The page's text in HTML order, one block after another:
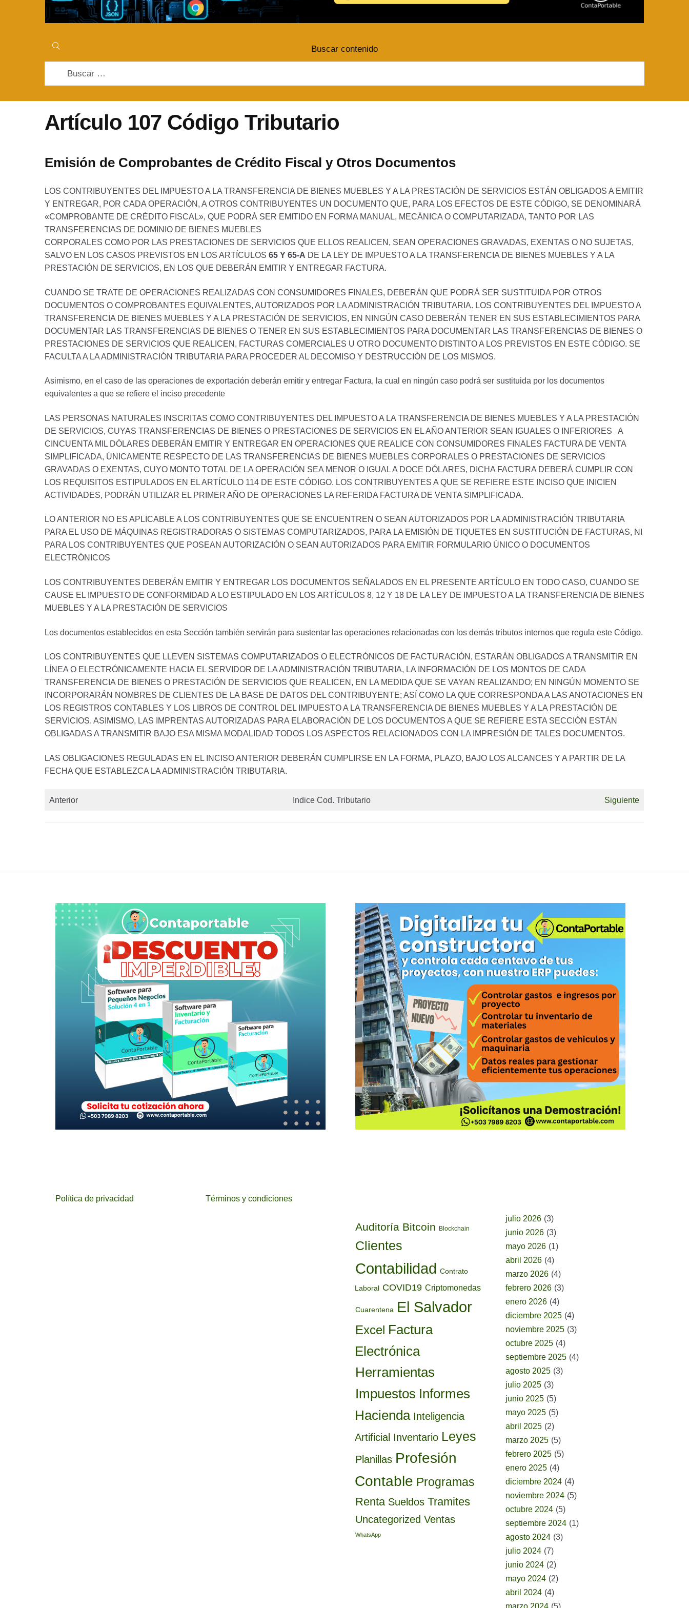
Buscar contenido
Artículo 107 Código Tributario
Emisión de Comprobantes de Crédito Fiscal y Otros Documentos
LOS CONTRIBUYENTES DEL IMPUESTO A LA TRANSFERENCIA DE BIENES MUEBLES Y A LA PRESTACIÓN DE SERVICIOS ESTÁN OBLIGADOS A EMITIR
Y ENTREGAR, POR CADA OPERACIÓN, A OTROS CONTRIBUYENTES UN DOCUMENTO QUE, PARA LOS EFECTOS DE ESTE CÓDIGO, SE DENOMINARÁ
«COMPROBANTE DE CRÉDITO FISCAL», QUE PODRÁ SER EMITIDO EN FORMA MANUAL, MECÁNICA O COMPUTARIZADA, TANTO POR LAS
TRANSFERENCIAS DE DOMINIO DE BIENES MUEBLES
CORPORALES COMO POR LAS PRESTACIONES DE SERVICIOS QUE ELLOS REALICEN, SEAN OPERACIONES GRAVADAS, EXENTAS O NO SUJETAS,
SALVO EN LOS CASOS PREVISTOS EN LOS ARTÍCULOS 65 Y 65-A DE LA LEY DE IMPUESTO A LA TRANSFERENCIA DE BIENES MUEBLES Y A LA
PRESTACIÓN DE SERVICIOS, EN LOS QUE DEBERÁN EMITIR Y ENTREGAR FACTURA.
CUANDO SE TRATE DE OPERACIONES REALIZADAS CON CONSUMIDORES FINALES, DEBERÁN QUE PODRÁ SER SUSTITUIDA POR OTROS
DOCUMENTOS O COMPROBANTES EQUIVALENTES, AUTORIZADOS POR LA ADMINISTRACIÓN TRIBUTARIA. LOS CONTRIBUYENTES DEL IMPUESTO A
TRANSFERENCIA DE BIENES MUEBLES Y A LA PRESTACIÓN DE SERVICIOS, EN NINGÚN CASO DEBERÁN TENER EN SUS ESTABLECIMIENTOS PARA
DOCUMENTAR LAS TRANSFERENCIAS DE BIENES O TENER EN SUS ESTABLECIMIENTOS PARA DOCUMENTAR LAS TRANSFERENCIAS DE BIENES O
PRESTACIONES DE SERVICIOS QUE REALICEN, FACTURAS COMERCIALES U OTRO DOCUMENTO DISTINTO A LOS PREVISTOS EN ESTE CÓDIGO. SE
FACULTA A LA ADMINISTRACIÓN TRIBUTARIA PARA PROCEDER AL DECOMISO Y DESTRUCCIÓN DE LOS MISMOS.
Asimismo, en el caso de las operaciones de exportación deberán emitir y entregar Factura, la cual en ningún caso podrá ser sustituida por los documentos
equivalentes a que se refiere el inciso precedente
LAS PERSONAS NATURALES INSCRITAS COMO CONTRIBUYENTES DEL IMPUESTO A LA TRANSFERENCIA DE BIENES MUEBLES Y A LA PRESTACIÓN
DE SERVICIOS, CUYAS TRANSFERENCIAS DE BIENES O PRESTACIONES DE SERVICIOS EN EL AÑO ANTERIOR SEAN IGUALES O INFERIORES A
CINCUENTA MIL DÓLARES DEBERÁN EMITIR Y ENTREGAR EN OPERACIONES QUE REALICE CON CONSUMIDORES FINALES FACTURA DE VENTA
SIMPLIFICADA, ÚNICAMENTE RESPECTO DE LAS TRANSFERENCIAS DE BIENES MUEBLES CORPORALES O PRESTACIONES DE SERVICIOS
GRAVADAS O EXENTAS, CUYO MONTO TOTAL DE LA OPERACIÓN SEA MENOR O IGUAL A DOCE DÓLARES, DICHA FACTURA DEBERÁ CUMPLIR CON
LOS REQUISITOS ESTIPULADOS EN EL ARTÍCULO 114 DE ESTE CÓDIGO. LOS CONTRIBUYENTES A QUE SE REFIERE ESTE INCISO QUE INICIEN
ACTIVIDADES, PODRÁN UTILIZAR EL PRIMER AÑO DE OPERACIONES LA REFERIDA FACTURA DE VENTA SIMPLIFICADA.
LO ANTERIOR NO ES APLICABLE A LOS CONTRIBUYENTES QUE SE ENCUENTREN O SEAN AUTORIZADOS POR LA ADMINISTRACIÓN TRIBUTARIA
PARA EL USO DE MÁQUINAS REGISTRADORAS O SISTEMAS COMPUTARIZADOS, PARA LA EMISIÓN DE TIQUETES EN SUSTITUCIÓN DE FACTURAS, NI
PARA LOS CONTRIBUYENTES QUE POSEAN AUTORIZACIÓN O SEAN AUTORIZADOS PARA EMITIR FORMULARIO ÚNICO O DOCUMENTOS
ELECTRÓNICOS
LOS CONTRIBUYENTES DEBERÁN EMITIR Y ENTREGAR LOS DOCUMENTOS SEÑALADOS EN EL PRESENTE ARTÍCULO EN TODO CASO, CUANDO SE
CAUSE EL IMPUESTO DE CONFORMIDAD A LO ESTIPULADO EN LOS ARTÍCULOS 8, 12 Y 18 DE LA LEY DE IMPUESTO A LA TRANSFERENCIA DE BIENES
MUEBLES Y A LA PRESTACIÓN DE SERVICIOS
Los documentos establecidos en esta Sección también servirán para sustentar las operaciones relacionadas con los demás tributos internos que regula este Código.
LOS CONTRIBUYENTES QUE LLEVEN SISTEMAS COMPUTARIZADOS O ELECTRÓNICOS DE FACTURACIÓN, ESTARÁN OBLIGADOS A TRANSMITIR EN
LÍNEA O ELECTRÓNICAMENTE HACIA EL SERVIDOR DE LA ADMINISTRACIÓN TRIBUTARIA, LA INFORMACIÓN DE LOS MONTOS DE CADA
TRANSFERENCIA DE BIENES O PRESTACIÓN DE SERVICIOS QUE REALICEN, EN LA MEDIDA QUE SE VAYAN REALIZANDO; EN NINGÚN MOMENTO SE
INCORPORARÁN NOMBRES DE CLIENTES DE LA BASE DE DATOS DEL CONTRIBUYENTE; ASÍ COMO LA QUE CORRESPONDA A LAS ANOTACIONES EN
LOS REGISTROS CONTABLES Y LOS LIBROS DE CONTROL DEL IMPUESTO A LA TRANSFERENCIA DE BIENES MUEBLES Y A LA PRESTACIÓN DE
SERVICIOS. ASIMISMO, LAS IMPRENTAS AUTORIZADAS PARA ELABORACIÓN DE LOS DOCUMENTOS A QUE SE REFIERE ESTA SECCIÓN ESTÁN
OBLIGADAS A TRANSMITIR BAJO ESA MISMA MODALIDAD TODOS LOS ASPECTOS RELACIONADOS CON LA IMPRESIÓN DE TALES DOCUMENTOS.
LAS OBLIGACIONES REGULADAS EN EL INCISO ANTERIOR DEBERÁN CUMPLIRSE EN LA FORMA, PLAZO, BAJO LOS ALCANCES Y A PARTIR DE LA
FECHA QUE ESTABLEZCA LA ADMINISTRACIÓN TRIBUTARIA.
Anterior Indice Cod. Tributario Siguiente
Política de privacidad Términos y condiciones
Auditoría Bitcoin Blockchain
Clientes
Contabilidad Contrato
Laboral COVID19 Criptomonedas
Cuarentena El Salvador
Excel Factura
Electrónica
Herramientas
Impuestos Informes
Hacienda Inteligencia
Artificial Inventario Leyes
Planillas Profesión
Contable Programas
Renta Sueldos Tramites
Uncategorized Ventas
WhatsApp
julio 2026 (3)
junio 2026 (3)
mayo 2026 (1)
abril 2026 (4)
marzo 2026 (4)
febrero 2026 (3)
enero 2026 (4)
diciembre 2025 (4)
noviembre 2025 (3)
octubre 2025 (4)
septiembre 2025 (4)
agosto 2025 (3)
julio 2025 (3)
junio 2025 (5)
mayo 2025 (5)
abril 2025 (2)
marzo 2025 (5)
febrero 2025 (5)
enero 2025 (4)
diciembre 2024 (4)
noviembre 2024 (5)
octubre 2024 (5)
septiembre 2024 (1)
agosto 2024 (3)
julio 2024 (7)
junio 2024 (2)
mayo 2024 (2)
abril 2024 (4)
marzo 2024 (5)